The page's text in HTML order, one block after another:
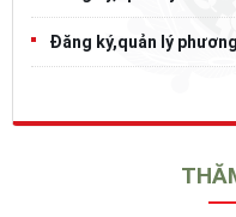
Đăng ký,quản lý